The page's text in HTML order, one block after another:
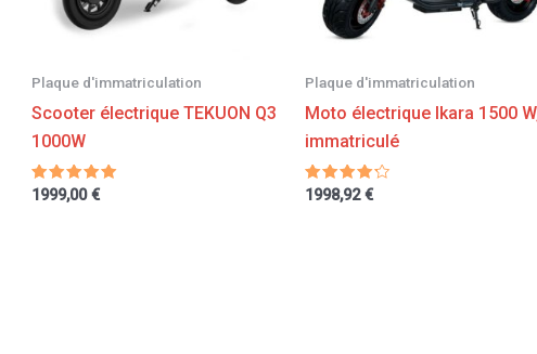
Plaque d'immatriculation
Scooter électrique TEKUON Q3
1000W
Note
5.00
1999,00€
Plaque d'immatriculation
Moto électrique Ikara 1500
immatriculé
Note
4.00
1998,92€